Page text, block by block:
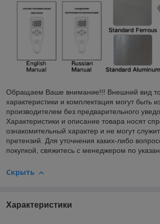
Обращаем Ваше внимание!!! Внешний вид
характеристики и комплектация могут быть
производителем без предварительного
Характеристики и описание товара носят
ознакомительный характер и не могут
претензий. Для уточнения каких-либо
покупкой, свяжитесь с менеджером по
Скрыть
Характеристики